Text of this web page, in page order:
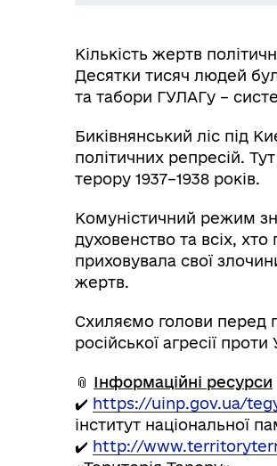
Кількість жертв
Десятки тисяч людей
та табори ГУЛАГу –
Биківнянський ліс під
політичних репресій.
терору 1937–1938 років.
Комуністичний режим
духовенство та всіх,
приховувала свої
жертв.
Схиляємо голови перед
російської агресії проти
📎 Інформаційні ресурси
✔️ https://uinp.gov.ua/
інститут національної
✔️ http://